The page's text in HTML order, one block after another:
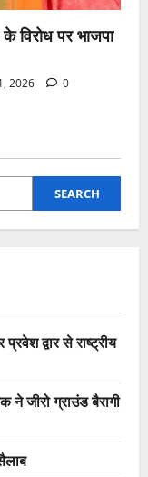
विरोध पर भाजपा
2026 0
SEARCH
द्वार से राष्ट्रीय
ने जीरो ग्राउंड बैरागी